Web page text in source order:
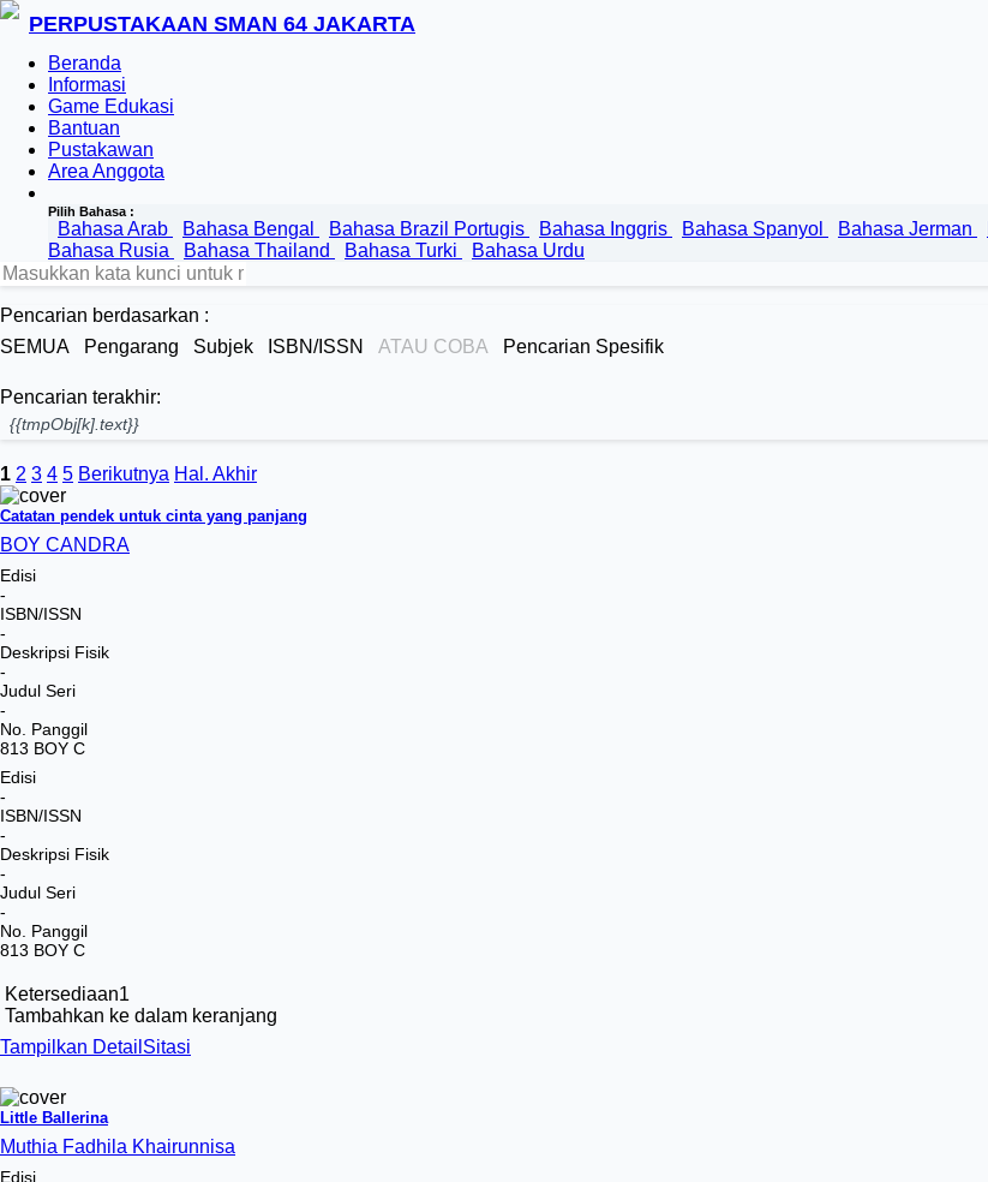
PERPUSTAKAAN SMAN 64 JAKARTA
Beranda
Informasi
Game Edukasi
Bantuan
Pustakawan
Area Anggota
Pilih Bahasa :
Bahasa Arab Bahasa Bengal Bahasa Brazil Portugis Bahasa Inggris Bahasa Spanyol Bahasa Jerman
Bahasa Rusia
Bahasa Thailand Bahasa Turki Bahasa Urdu
Pencarian berdasarkan :
SEMUA
Pengarang Subjek ISBN/ISSN ATAU COBA Pencarian Spesifik
Pencarian terakhir:
{{tmpObj[k].text}}
1 2 3 4 5 Berikutnya Hal. Akhir
Catatan pendek untuk cinta yang panjang
BOY CANDRA
Edisi
-
ISBN/ISSN
-
Deskripsi Fisik
-
Judul Seri
-
No. Panggil
813 BOY C
Edisi
-
ISBN/ISSN
-
Deskripsi Fisik
-
Judul Seri
-
No. Panggil
813 BOY C
Ketersediaan1
Tambahkan ke dalam keranjang
Tampilkan Detail Sitasi
Little Ballerina
Muthia Fadhila Khairunnisa
Edisi